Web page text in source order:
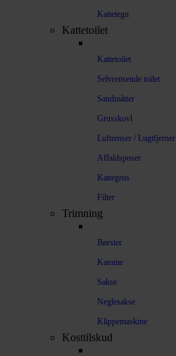
Kattetegn
Kattetoilet
Kattetoilet
Selvrensende toilet
Sandmåtter
Grusskovl
Luftrenser / Lugtfjerner
Affaldsposer
Kattegrus
Filter
Trimning
Børster
Kamme
Sakse
Neglesakse
Klippemaskine
Kosttilskud